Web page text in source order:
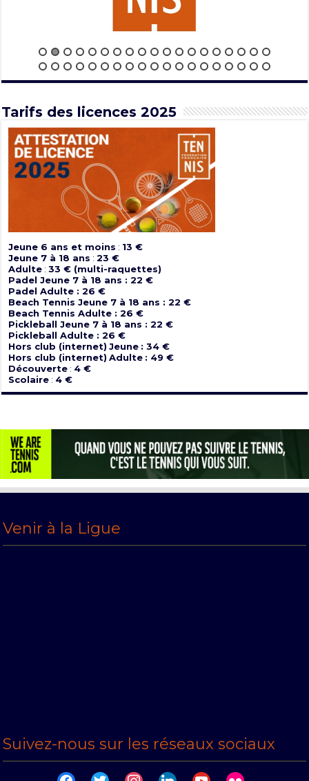
Tarifs des licences 2025
Jeune 6 ans et moins : 13 €
Jeune 7 à 18 ans :23 €
Adulte :33 € (multi-raquettes)
Padel Jeune 7 à 18 ans : 22 €
Padel Adulte : 26 €
Beach Tennis Jeune 7 à 18 ans : 22 €
Beach Tennis Adulte : 26 €
Pickleball Jeune 7 à 18 ans : 22 €
Pickleball Adulte : 26 €
Hors club (internet) Jeune : 34 €
Hors club (internet) Adulte : 49 €
Découverte : 4 €
Scolaire : 4 €
Venir à la Ligue
Suivez-nous sur les réseaux sociaux
facebooktwitter instagramlinkedinyoutubeflickr